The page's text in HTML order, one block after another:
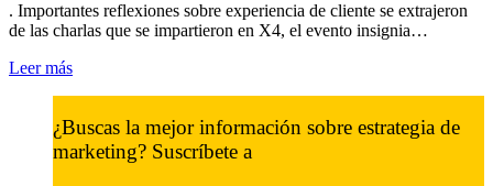
. Importantes reflexiones sobre experiencia de cliente se extrajeron
de las charlas que se impartieron en X4, el evento insignia…
Leer más
¿Buscas la mejor información sobre estrategia de
marketing? Suscríbete a